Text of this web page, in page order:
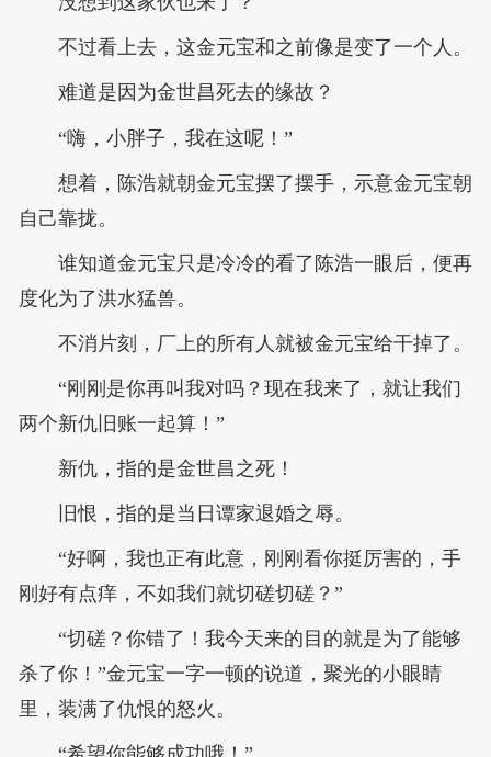
不过看上去，这金元宝和之前像是变了一个人。
难道是因为金世昌死去的缘故？
“嗨，小胖子，我在这呢！”
想着，陈浩就朝金元宝摆了摆手，示意金元宝朝
自己靠拢。
谁知道金元宝只是冷冷的看了陈浩一眼后，便再
度化为了洪水猛兽。
不消片刻，厂上的所有人就被金元宝给干掉了。
“刚刚是你再叫我对吗？现在我来了，就让我们
两个新仇旧账一起算！”
新仇，指的是金世昌之死！
旧恨，指的是当日谭家退婚之辱。
“好啊，我也正有此意，刚刚看你挺厉害的，手
刚好有点痒，不如我们就切磋切磋？”
“切磋？你错了！我今天来的目的就是为了能够
杀了你！”金元宝一字一顿的说道，聚光的小眼睛
里，装满了仇恨的怒火。